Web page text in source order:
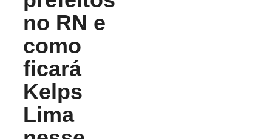
no RN e
como
ficará
Kelps
Lima